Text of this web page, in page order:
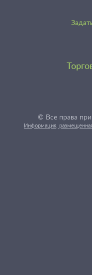
© Все права
Информация,